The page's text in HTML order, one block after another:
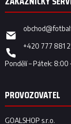
obchod@
+420 777 881